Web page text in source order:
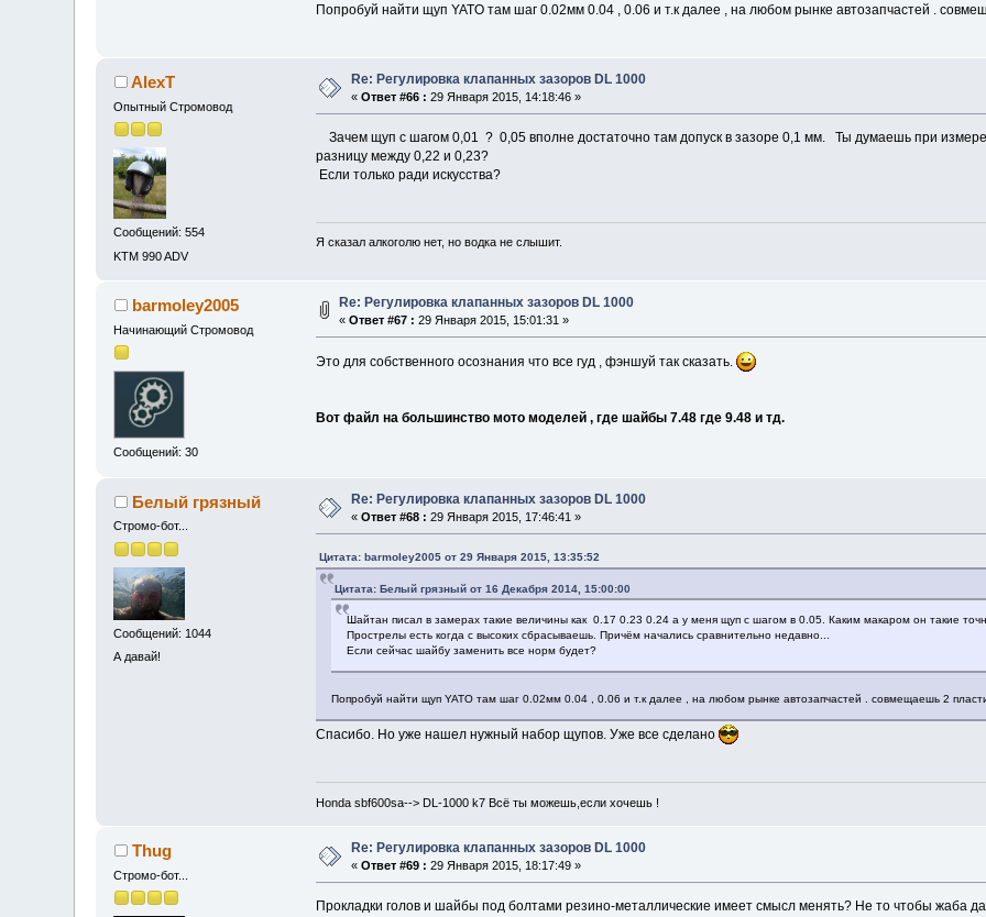
Попробуй найти щуп YATO там шаг 0.02мм 0.04 , 0.06 и т.к далее , на любом рынке автозапчастей .
AlexT
Опытный Стромовод
Сообщений: 554
KTM 990 ADV
Re: Регулировка клапанных зазоров DL 1000
«Ответ #66 : 29 Января 2015, 14:18:46 »
Зачем щуп с шагом 0,01 ? 0,05 вполне достаточно там допуск в зазоре 0,1 мм. Ты думаешь при
разницу между 0,22 и 0,23?
Если только ради искусства?
Я сказал алкоголю нет, но водка не слышит.
barmoley2005
Начинающий Стромовод
Сообщений: 30
Re: Регулировка клапанных зазоров DL 1000
«Ответ #67 : 29 Января 2015, 15:01:31 »
Это для собственного осознания что все гуд , фэншуй так сказать.
Вот файл на большинство мото моделей , где шайбы 7.48 где 9.48 и тд.
Белый грязный
Стромо-бот...
Сообщений: 1044
А давай!
Re: Регулировка клапанных зазоров DL 1000
«Ответ #68 : 29 Января 2015, 17:46:41 »
Цитата: barmoley2005 от 29 Января 2015, 13:35:52
Цитата: Белый грязный от 16 Декабря 2014, 15:00:00
Шайтан писал в замерах такие величины как 0.17 0.23 0.24 а у меня щуп с шагом в 0.05. Каким макаром он такие
Прострелы есть когда с высоких сбрасываешь. Причём начались сравнительно недавно...
Если сейчас шайбу заменить все норм будет?
Попробуй найти щуп YATO там шаг 0.02мм 0.04 , 0.06 и т.к далее , на любом рынке автозапчастей . совмещаешь 2
Спасибо. Но уже нашел нужный набор щупов. Уже все сделано
Honda sbf600sa--> DL-1000 k7 Всё ты ‭можешь,если хочешь !
Thug
Стромо-бот...
Re: Регулировка клапанных зазоров DL 1000
«Ответ #69 : 29 Января 2015, 18:17:49 »
Прокладки голов и шайбы под болтами резино-металлические имеет смысл менять? Не то чтобы жаба